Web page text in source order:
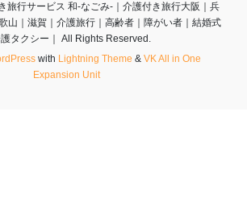
旅行サービス 和-なごみ-｜介護付き旅行大阪｜兵
山｜滋賀｜介護旅行｜高齢者｜障がい者｜結婚式
護タクシー｜ All Rights Reserved.
with Lightning Theme & VK All in One
Expansion Unit